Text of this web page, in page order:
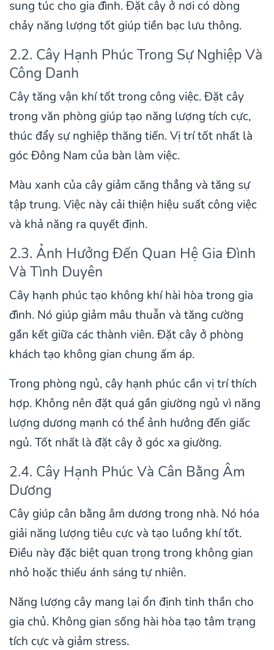
sung túc cho gia đình. Đặt cây ở nơi có dòng
chảy năng lượng tốt giúp tiền bạc lưu thông.
2.2. Cây Hạnh Phúc Trong Sự Nghiệp Và
Công Danh
Cây tăng vận khí tốt trong công việc. Đặt cây
trong văn phòng giúp tạo năng lượng tích cực,
thúc đẩy sự nghiệp thăng tiến. Vị trí tốt nhất là
góc Đông Nam của bàn làm việc.
Màu xanh của cây giảm căng thẳng và tăng sự
tập trung. Việc này cải thiện hiệu suất công việc
và khả năng ra quyết định.
2.3. Ảnh Hưởng Đến Quan Hệ Gia Đình
Và Tình Duyên
Cây hạnh phúc tạo không khí hài hòa trong gia
đình. Nó giúp giảm mâu thuẫn và tăng cường
gắn kết giữa các thành viên. Đặt cây ở phòng
khách tạo không gian chung ấm áp.
Trong phòng ngủ, cây hạnh phúc cần vị trí thích
hợp. Không nên đặt quá gần giường ngủ vì năng
lượng dương mạnh có thể ảnh hưởng đến giấc
ngủ. Tốt nhất là đặt cây ở góc xa giường.
2.4. Cây Hạnh Phúc Và Cân Bằng Âm
Dương
Cây giúp cân bằng âm dương trong nhà. Nó hóa
giải năng lượng tiêu cực và tạo luồng khí tốt.
Điều này đặc biệt quan trọng trong không gian
nhỏ hoặc thiếu ánh sáng tự nhiên.
Năng lượng cây mang lại ổn định tinh thần cho
gia chủ. Không gian sống hài hòa tạo tâm trạng
tích cực và giảm stress.